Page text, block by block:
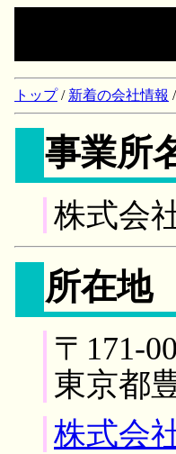
トップ/ 新着の会社情報 /
事業所
株式会
所在地
〒171-
東京都
株式会